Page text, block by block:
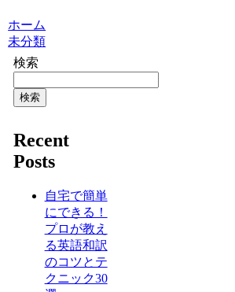
ホーム
未分類
検索
検索
Recent
Posts
自宅で簡単
にできる！
プロが教え
る英語和訳
のコツとテ
クニック30